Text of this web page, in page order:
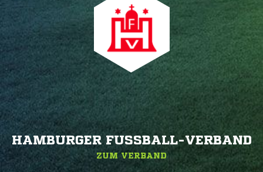
HAMBURGER FUSSBALL-VERBAND
ZUM VERBAND